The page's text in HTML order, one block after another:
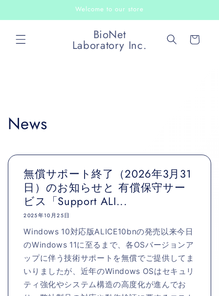
進む
Welcome to our store
BioNet
Laboratory Inc.
ー
News
無償サポート終了（2026年3月31
日）のお知らせと 有償保守サー
ビス「Support ALI...
2025年10月25日
Windows 10対応版ALICE10bnの発売以来今日
のWindows 11に至るまで、各OSバージョンア
ップに伴う技術サポートを無償でご提供してま
いりましたが、近年のWindows OSはセキュリ
ティ強化やシステム構造の高度化が進んでお